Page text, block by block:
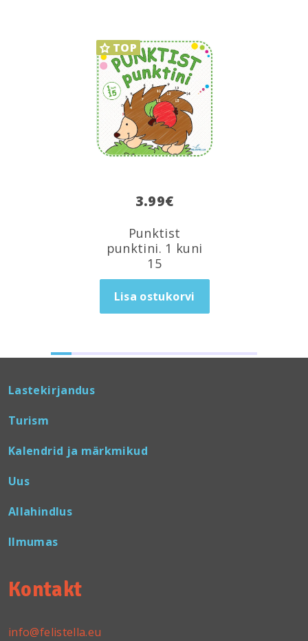
TOP
3.99€
Punktist
punktini. 1 kuni
15
Lisa ostukorvi
Lastekirjandus
Turism
Kalendrid ja märkmikud
Uus
Allahindlus
Ilmumas
Kontakt
info@felistella.eu